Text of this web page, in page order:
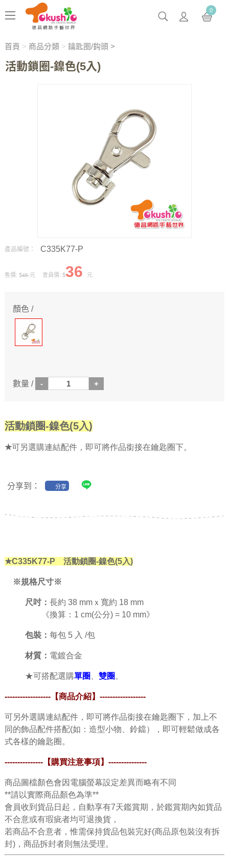
0
首頁 > 商品分類> 鑰匙圈/鈎頭 >
活動鎖圈-鎳色(5入)
產品編號： C335K77-P
售價: $45元 會員價: $36 元
顏色 /
數量 /
活動鎖圈-鎳色(5入)
★可另選購連結配件，即可將作品銜接在鑰匙圈下。
分享到： 分享
★C335K77-P 活動鎖圈-鎳色(5入)
※規格尺寸※
尺吋： 長約 38 mmｘ寬約 18 mm
《換算：1 cm(公分) = 10 mm》
包裝： 每包 5 入 /包
材質： 電鍍合金
★可搭配選購單圈 雙圈 。
------------------【商品介紹】 ------------------
可另外選購連結配件，即可將作品銜接在鑰匙圈下，加上不
同的飾品配件搭配(如：造型小物、鈴鐺），即可輕鬆做成各
式各樣的鑰匙圈。
---------------【購買注意事項】 ---------------
商品圖檔顏色會因電腦螢幕設定差異而略有不同
**請以實際商品顏色為準**
會員收到貨品日起，自動享有7天鑑賞期，於鑑賞期內如貨品
不合意或有瑕疵者均可退換貨，
若商品不合意者，惟需保持貨品包裝完好(商品原包裝沒有拆
封)，商品拆封者則無法受理。